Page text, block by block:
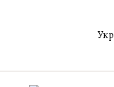
Укр